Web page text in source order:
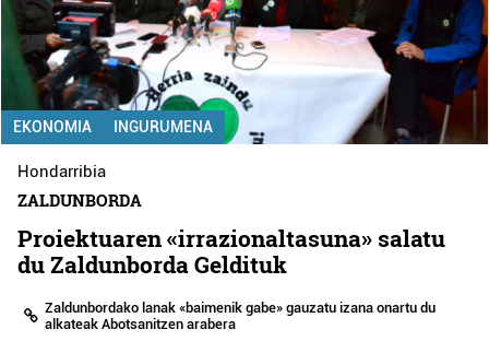
EKONOMIA INGURUMENA
Hondarribia
ZALDUNBORDA
Proiektuaren «irrazionaltasuna» salatu
du Zaldunborda Geldituk
Zaldunbordako lanak «baimenik gabe» gauzatu izana onartu du
alkateak Abotsanitzen arabera